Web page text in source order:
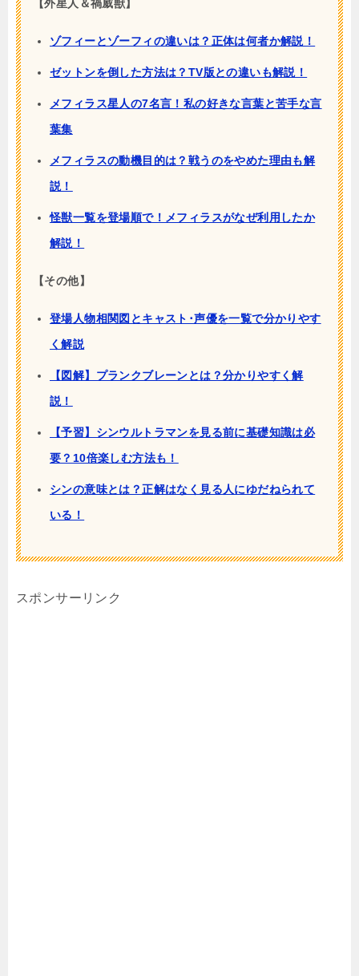
【外星人＆禍威獣】
ゾフィーとゾーフィの違いは？正体は何者か解説！
ゼットンを倒した方法は？TV版との違いも解説！
メフィラス星人の7名言！私の好きな言葉と苦手な言
葉集
メフィラスの動機目的は？戦うのをやめた理由も解
説！
怪獣一覧を登場順で！メフィラスがなぜ利用したか
解説！
【その他】
登場人物相関図とキャスト･声優を一覧で分かりやす
く解説
【図解】プランクブレーンとは？分かりやすく解
説！
【予習】シンウルトラマンを見る前に基礎知識は必
要？10倍楽しむ方法も！
シンの意味とは？正解はなく見る人にゆだねられて
いる！
スポンサーリンク